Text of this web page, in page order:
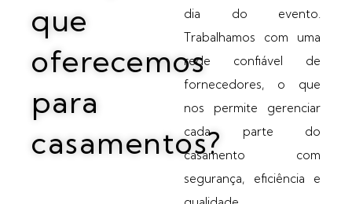
que
oferecemos
para
casamentos?
dia do evento.
Trabalhamos com uma
rede confiável de
fornecedores, o que
nos permite gerenciar
cada parte do
casamento com
segurança, eficiência e